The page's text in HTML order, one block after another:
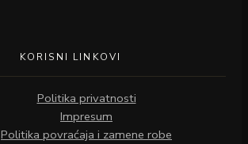
KORISNI LINKOVI
Politika privatnosti
Impresum
Politika povraćaja i zamene robe